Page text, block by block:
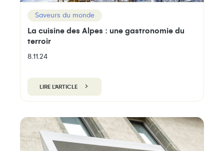
Saveurs du monde
La cuisine des Alpes : une gastronomie du
terroir
8.11.24
LIRE L'ARTICLE